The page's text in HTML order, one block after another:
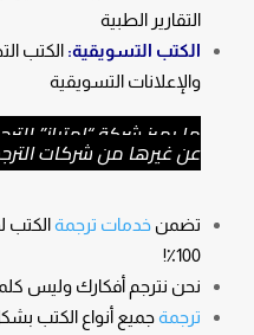
التقارير الطبية
الكتب التسويقية: الكتب
والإعلانات التسويقية
ما يميز شركة “امتياز”
عن غيرها من شركات
تضمن خدمات ترجمةالكتب
100٪!
نحن نترجم أفكارك وليس
ترجمةجميع أنواع الكتب